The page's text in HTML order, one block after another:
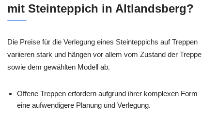
mit Steinteppich in Altlandsberg?
Die Preise für die Verlegung eines Steinteppichs auf Treppen
variieren stark und hängen vor allem vom Zustand der Treppe
sowie dem gewählten Modell ab.
Offene Treppen erfordern aufgrund ihrer komplexen Form
eine aufwendigere Planung und Verlegung.